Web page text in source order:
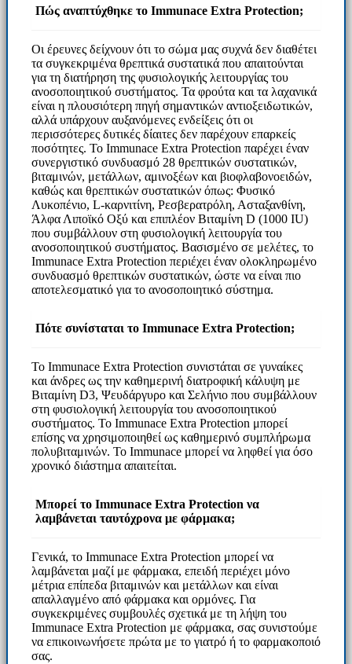
Πώς αναπτύχθηκε το Immunace Extra Protection;
Οι έρευνες δείχνουν ότι το σώμα μας συχνά δεν διαθέτει
τα συγκεκριμένα θρεπτικά συστατικά που απαιτούνται
για τη διατήρηση της φυσιολογικής λειτουργίας του
ανοσοποιητικού συστήματος. Τα φρούτα και τα λαχανικά
είναι η πλουσιότερη πηγή σημαντικών αντιοξειδωτικών,
αλλά υπάρχουν αυξανόμενες ενδείξεις ότι οι
περισσότερες δυτικές δίαιτες δεν παρέχουν επαρκείς
ποσότητες. Το Immunace Extra Protection παρέχει έναν
συνεργιστικό συνδυασμό 28 θρεπτικών συστατικών,
βιταμινών, μετάλλων, αμινοξέων και βιοφλαβονοειδών,
καθώς και θρεπτικών συστατικών όπως: Φυσικό
Λυκοπένιο, L-καρνιτίνη, Ρεσβερατρόλη, Ασταξανθίνη,
Άλφα Λιποϊκό Οξύ και επιπλέον Βιταμίνη D (1000 IU)
που συμβάλλουν στη φυσιολογική λειτουργία του
ανοσοποιητικού συστήματος. Βασισμένο σε μελέτες, το
Immunace Extra Protection περιέχει έναν ολοκληρωμένο
συνδυασμό θρεπτικών συστατικών, ώστε να είναι πιο
αποτελεσματικό για το ανοσοποιητικό σύστημα.
Πότε συνίσταται το Immunace Extra Protection;
Το Immunace Extra Protection συνιστάται σε γυναίκες
και άνδρες ως την καθημερινή διατροφική κάλυψη με
Βιταμίνη D3, Ψευδάργυρο και Σελήνιο που συμβάλλουν
στη φυσιολογική λειτουργία του ανοσοποιητικού
συστήματος. Το Immunace Extra Protection μπορεί
επίσης να χρησιμοποιηθεί ως καθημερινό συμπλήρωμα
πολυβιταμινών. Το Immunace μπορεί να ληφθεί για όσο
χρονικό διάστημα απαιτείται.
Μπορεί το Immunace Extra Protection να
λαμβάνεται ταυτόχρονα με φάρμακα;
Γενικά, το Immunace Extra Protection μπορεί να
λαμβάνεται μαζί με φάρμακα, επειδή περιέχει μόνο
μέτρια επίπεδα βιταμινών και μετάλλων και είναι
απαλλαγμένο από φάρμακα και ορμόνες. Για
συγκεκριμένες συμβουλές σχετικά με τη λήψη του
Immunace Extra Protection με φάρμακα, σας συνιστούμε
να επικοινωνήσετε πρώτα με το γιατρό ή το φαρμακοποιό
σας.